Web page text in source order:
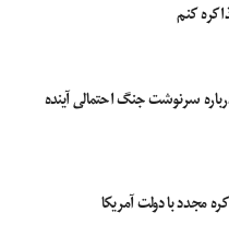
کنم
سرنوشت جنگ احتمالی آینده
مجدد با دولت آمریکا